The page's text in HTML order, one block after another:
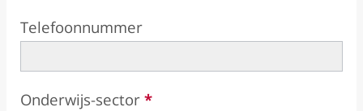
Telefoonnummer
Onderwijs-sector *